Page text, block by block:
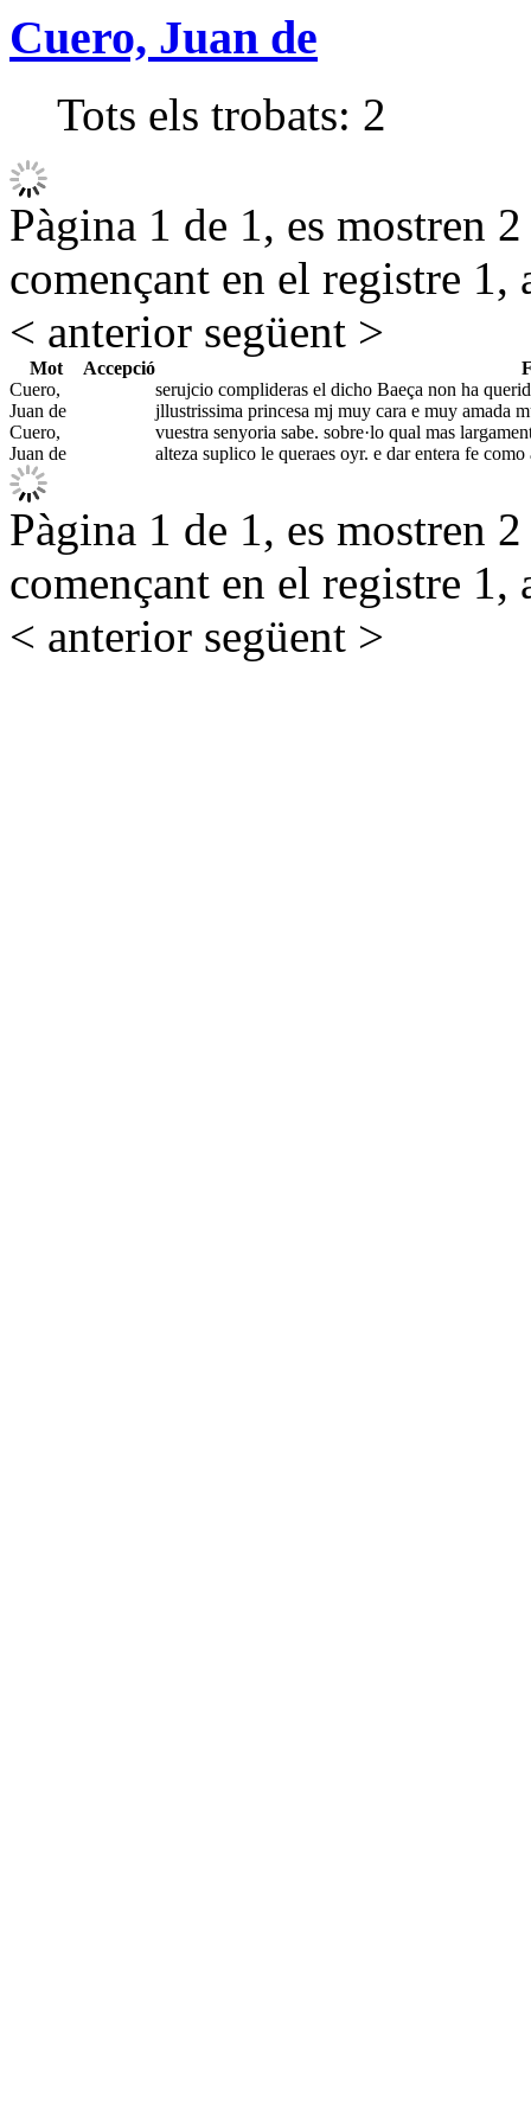
Cuero, Juan de
Tots els trobats: 2
Pàgina 1 de 1, es mostren
començant en el registre 1,
< anterior següent >
Mot Accepció
Cuero,
Juan de
serujcio complideras el dicho Baeça non ha
jllustrissima princesa mj muy cara e muy amada
Cuero,
Juan de
vuestra senyoria sabe. sobre·lo qual mas
alteza suplico le queraes oyr. e dar entera fe como
Pàgina 1 de 1, es mostren
començant en el registre 1,
< anterior següent >